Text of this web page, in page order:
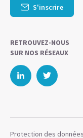
S'inscrire
RETROUVEZ-NOUS
SUR NOS RÉSEAUX
Protection des données